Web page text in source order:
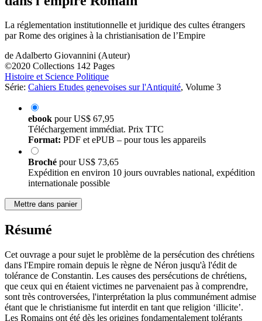
La réglementation institutionnelle et juridique des cultes étrangers
par Rome des origines à la christianisation de l’Empire
deAdalberto Giovannini (Auteur)
©2020 Collections 142 Pages
Histoire et Science Politique
Série: Cahiers Etudes genevoises sur l'Antiquité, Volume 3
ebook pourUS$ 67,95
Téléchargement immédiat. Prix TTC
Format: PDF et ePUB – pour tous les appareils
Broché pourUS$ 73,65
Expédition en environ 10 jours ouvrables national, expédition
internationale possible
Mettre dans panier
Résumé
Cet ouvrage a pour sujet le problème de la persécution des chrétiens
dans l'Empire romain depuis le règne de Néron jusqu'à l'édit de
tolérance de Constantin. Les causes des persécutions de chrétiens,
que ceux qui en étaient victimes ne parvenaient pas à comprendre,
sont très controversées, l'interprétation la plus communément admise
étant que le christianisme fut interdit en tant que religion ‘illicite’.
Les Romains ont été dès les origines fondamentalement tolérants